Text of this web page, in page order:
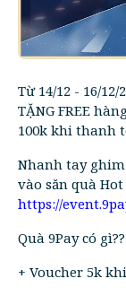
Từ 14/12 - 16/
TẶNG FREE
100k khi thanh
Nhanh tay ghim
vào săn quà Hot
https://
Quà 9Pay có gì??
+ Voucher 5k